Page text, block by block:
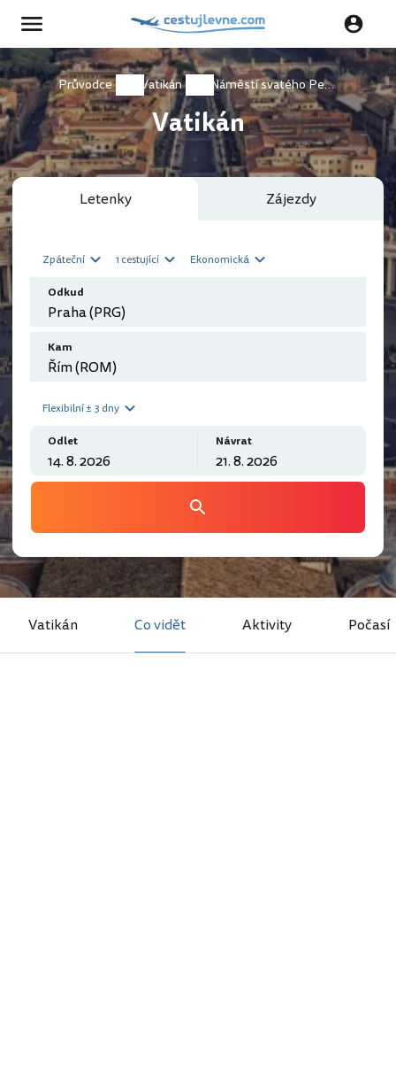
Průvodce Vatikán Náměstí svatého Petra
Vatikán
Letenky Zájezdy
Zpáteční 1 cestující Ekonomická
Odkud
Kam
Flexibilní ± 3 dny
Odlet Návrat
Vatikán Co vidět Aktivity Počasí